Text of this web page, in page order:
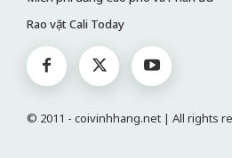
Rao vặt Cali Today
© 2011 - coivinhhang.net | All rights